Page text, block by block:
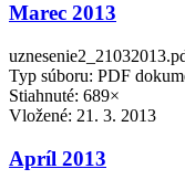
Marec 2013
Typ súboru: PDF
Stiahnuté: 689×
Vložené: 21. 3. 2013
Apríl 2013